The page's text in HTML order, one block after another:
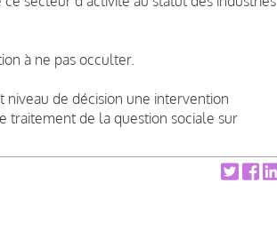
à ne pas occulter.
niveau de décision une intervention
traitement de la question sociale sur